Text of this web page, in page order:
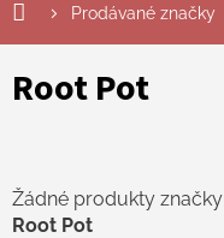
Prodávané značky
Root Pot
Žádné produkty značky
Root Pot